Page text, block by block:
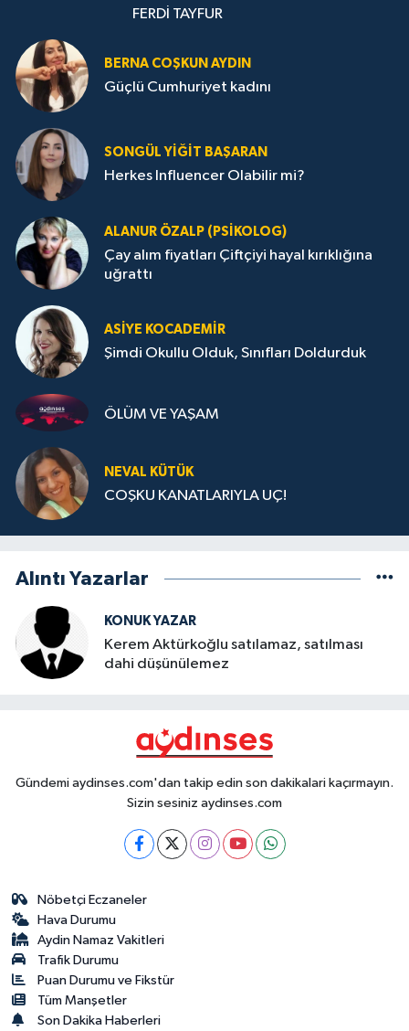
FERDİ TAYFUR
BERNA COŞKUN AYDIN
Güçlü Cumhuriyet kadını
SONGÜL YIĞIT BAŞARAN
Herkes Influencer Olabilir mi?
ALANUR ÖZALP (PSIKOLOG)
Çay alım fiyatları Çiftçiyi hayal kırıklığına
uğrattı
ASIYE KOCADEMİR
Şimdi Okullu Olduk, Sınıfları Doldurduk
ÖLÜM VE YAŞAM
NEVAL KÜTÜK
COŞKU KANATLARIYLA UÇ!
Alıntı Yazarlar
KONUK YAZAR
Kerem Aktürkoğlu satılamaz, satılması
dahi düşünülemez
Gündemi aydinses.com'dan takip edin son dakikalari kaçırmayın.
Sizin sesiniz aydinses.com
Nöbetçi Eczaneler
Hava Durumu
Aydin Namaz Vakitleri
Trafik Durumu
Puan Durumu ve Fikstür
Tüm Manşetler
Son Dakika Haberleri